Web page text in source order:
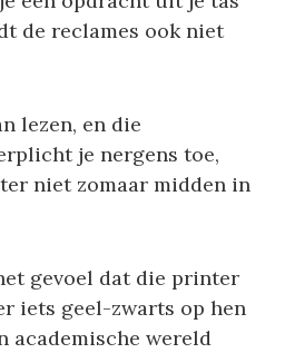
de reclames ook niet
lezen, en die
je nergens toe,
niet zomaar midden in
gevoel dat die printer
iets geel-zwarts op hen
academische wereld